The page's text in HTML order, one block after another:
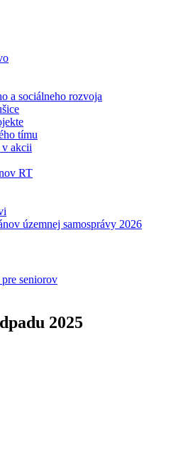
a sociálneho rozvoja
tímu
akcii
RT
územnej samosprávy 2026
seniorov
2025